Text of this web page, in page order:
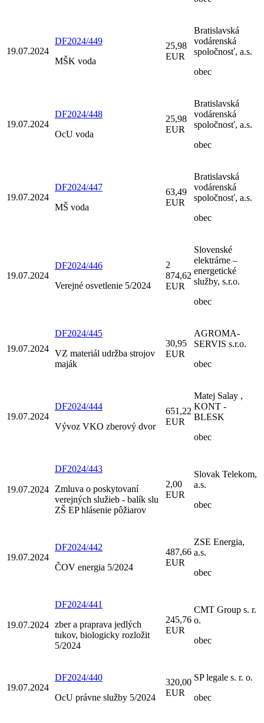
19.07.2024
DF2024/449
MŠK voda
25,98
EUR
Bratislavská
vodárenská
spoločnosť, a.s.
obec
19.07.2024
DF2024/448
OcU voda
25,98
EUR
Bratislavská
vodárenská
spoločnosť, a.s.
obec
19.07.2024
DF2024/447
MŠ voda
63,49
EUR
Bratislavská
vodárenská
spoločnosť, a.s.
obec
19.07.2024
DF2024/446
Verejné osvetlenie 5/2024
2
874,62
EUR
Slovenské
elektrárne –
energetické
služby, s.r.o.
obec
19.07.2024
DF2024/445
VZ materiál udržba strojov
maják
30,95
EUR
AGROMA-
SERVIS s.r.o.
obec
19.07.2024
DF2024/444
Vývoz VKO zberový dvor
651,22
EUR
Matej Salay ,
KONT -
BLESK
obec
19.07.2024
DF2024/443
Zmluva o poskytovaní
verejných služieb - balík slu
ZŠ EP hlásenie pôžiarov
2,00
EUR
Slovak Telekom,
a.s.
obec
19.07.2024
DF2024/442
ČOV energia 5/2024
487,66
EUR
ZSE Energia,
a.s.
obec
19.07.2024
DF2024/441
zber a praprava jedlých
tukov, biologicky rozložit
5/2024
245,76
EUR
CMT Group s. r.
o.
obec
19.07.2024
DF2024/440
OcU právne služby 5/2024
320,00
EUR
SP legale s. r. o.
obec